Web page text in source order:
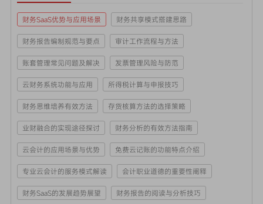
财务SaaS优势与应用场景 财务共享模式搭建思路
财务报告编制规范与要点 审计工作流程与方法
账套管理常见问题及解决 发票管理风险与防范
云财务系统功能与应用 所得税计算与申报技巧
财务思维培养有效方法 存货核算方法的选择策略
业财融合的实现途径探讨 财务分析的有效方法指南
云会计的应用场景与优势 免费云记账的功能特点介绍
专业云会计的服务模式解读 会计职业道德的重要性阐释
财务SaaS的发展趋势展望 财务报告的阅读与分析技巧